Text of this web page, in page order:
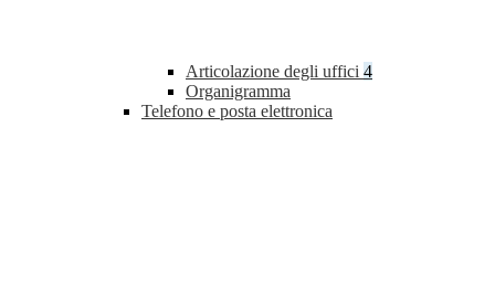
Articolazione degli uffici 4
Organigramma
Telefono e posta elettronica